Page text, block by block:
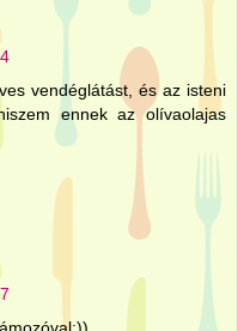
vendéglátást, és az isteni
ennek az olívaolajas